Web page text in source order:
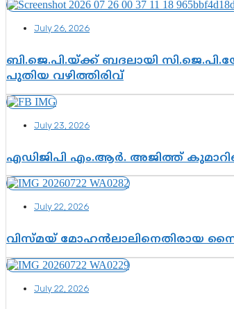
July 26, 2026
ബി.ജെ.പി.യ്ക്ക് ബദലായി
പുതിയ വഴിത്തിരിവ്
July 23, 2026
എഡിജിപി എം.ആർ. അജിത്ത്
July 22, 2026
വിസ്മയ് മോഹൻലാലിനെതിരായ
July 22, 2026